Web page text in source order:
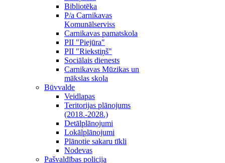
Bibliotēka
P/a Carnikavas
Komunālserviss
Carnikavas pamatskola
PII "Piejūra"
PII "Riekstiņš"
Sociālais dienests
Carnikavas Mūzikas un
mākslas skola
Būvvalde
Veidlapas
Teritorijas plānojums
(2018.-2028.)
Detālplānojumi
Lokālplānojumi
Plānotie sakaru tīkli
Nodevas
Pašvaldības policija